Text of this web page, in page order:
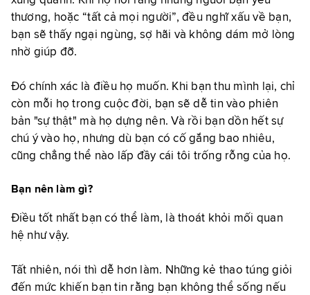
thương, hoặc “tất cả mọi người”, đều nghĩ xấu về bạn,
bạn sẽ thấy ngại ngùng, sợ hãi và không dám mở lòng
nhờ giúp đỡ.
Đó chính xác là điều họ muốn. Khi bạn thu mình lại, chỉ
còn mỗi họ trong cuộc đời, bạn sẽ dễ tin vào phiên
bản "sự thật" mà họ dựng nên. Và rồi bạn dồn hết sự
chú ý vào họ, nhưng dù bạn có cố gắng bao nhiêu,
cũng chẳng thể nào lấp đầy cái tôi trống rỗng của họ.
Bạn nên làm gì?
Điều tốt nhất bạn có thể làm, là thoát khỏi mối quan
hệ như vậy.
Tất nhiên, nói thì dễ hơn làm. Những kẻ thao túng giỏi
đến mức khiến bạn tin rằng bạn không thể sống nếu